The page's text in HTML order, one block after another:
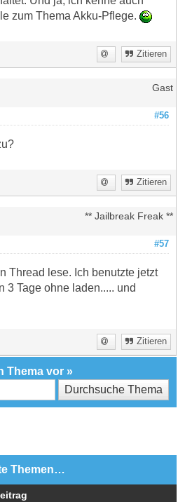
zum Thema Akku-Pflege.
Zitieren
Gast
#56
Zitieren
** Jailbreak Freak **
#57
Thread lese. Ich benutzte jetzt
3 Tage ohne laden..... und
Zitieren
Thema vor »
Themen…